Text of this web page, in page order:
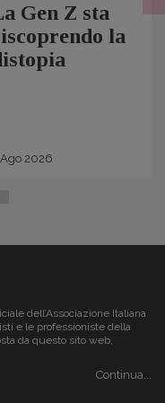
Gen Z sta
la
Ago 2026
dell’Associazione Italiana
e le professioniste della
da questo sito web,
Continua...